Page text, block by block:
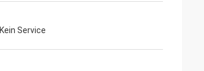
Kein Service